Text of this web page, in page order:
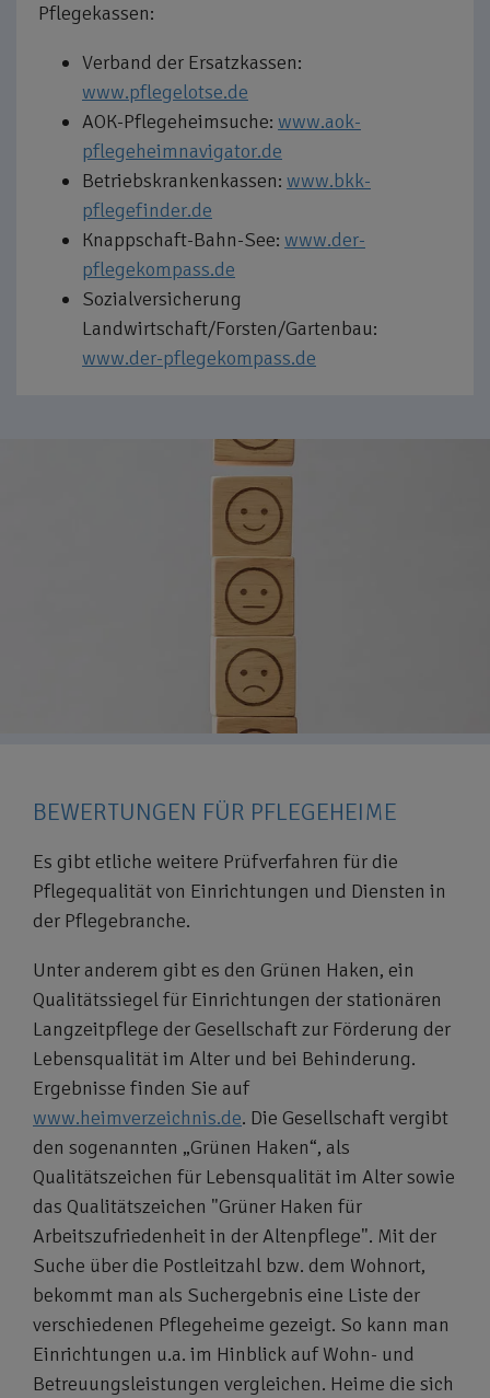
Pflegekassen:
Verband der Ersatzkassen:
www.pflegelotse.de
AOK-Pflegeheimsuche: www.aok-
pflegeheimnavigator.de
Betriebskrankenkassen: www.bkk-
pflegefinder.de
Knappschaft-Bahn-See: www.der-
pflegekompass.de
Sozialversicherung
Landwirtschaft/Forsten/Gartenbau:
www.der-pflegekompass.de
BEWERTUNGEN FÜR PFLEGEHEIME
Es gibt etliche weitere Prüfverfahren für die
Pflegequalität von Einrichtungen und Diensten in
der Pflegebranche.
Unter anderem gibt es den Grünen Haken, ein
Qualitätssiegel für Einrichtungen der stationären
Langzeitpflege der Gesellschaft zur Förderung der
Lebensqualität im Alter und bei Behinderung.
Ergebnisse finden Sie auf
www.heimverzeichnis.de. Die Gesellschaft vergibt
den sogenannten „Grünen Haken“, als
Qualitätszeichen für Lebensqualität im Alter sowie
das Qualitätszeichen "Grüner Haken für
Arbeitszufriedenheit in der Altenpflege". Mit der
Suche über die Postleitzahl bzw. dem Wohnort,
bekommt man als Suchergebnis eine Liste der
verschiedenen Pflegeheime gezeigt. So kann man
Einrichtungen u.a. im Hinblick auf Wohn- und
Betreuungsleistungen vergleichen. Heime die sich